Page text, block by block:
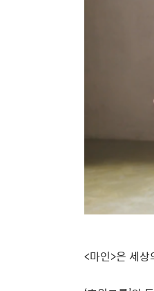
<마인>은 세상